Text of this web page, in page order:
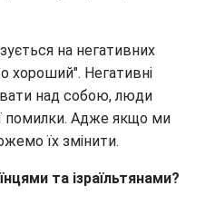
на негативних
хороший". Негативні
над собою, люди
помилки. Адже якщо ми
їх змінити.
та ізраїльтянами?